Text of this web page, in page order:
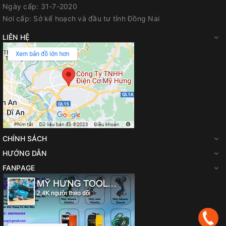
Địa chỉ: 700 Quốc lộ 1A, Tân Biên, Biên Hòa, Đồng Nai
FanPage: Facebook.com/diencomyhung
Website:myhungvn.com
Gmail:makitadongnai@gmail.com
Ngày cấp: 31-7-2020
Nơi cấp: Sở kế hoạch và đầu tư tỉnh Đồng Nai
LIÊN HỆ
CHÍNH SÁCH
HƯỚNG DẪN
FANPAGE